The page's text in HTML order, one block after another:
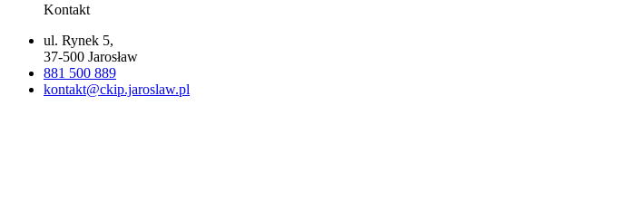
Kontakt
ul. Rynek 5,
37-500 Jarosław
881 500 889
kontakt@ckip.jaroslaw.pl